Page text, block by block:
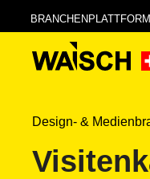
BRANCHENPLATTFORM
Design- &